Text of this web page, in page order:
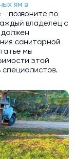
ям в
позвоните по
владелец с
должен
санитарной
мы
этой
специалистов.